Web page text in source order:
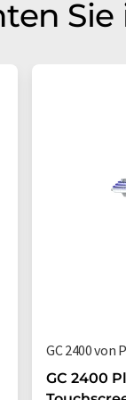
Sie
GC 2400 von
GC 2400